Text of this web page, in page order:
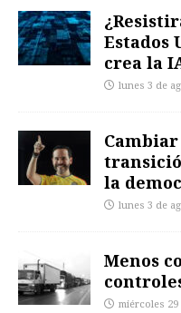
Estados
crea la
lunes 3 de
Cambiar
la
lunes 3 de
Menos
miércoles